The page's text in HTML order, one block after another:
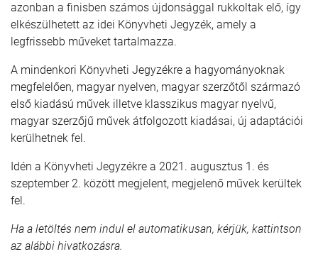
azonban a finisben számos újdonsággal rukkoltak elő, így
elkészülhetett az idei Könyvheti Jegyzék, amely a
legfrissebb műveket tartalmazza.
A mindenkori Könyvheti Jegyzékre a hagyományoknak
megfelelően, magyar nyelven, magyar szerzőtől származó
első kiadású művek illetve klasszikus magyar nyelvű,
magyar szerzőjű művek átfolgozott kiadásai, új adaptációi
kerülhetnek fel.
Idén a Könyvheti Jegyzékre a 2021. augusztus 1. és
szeptember 2. között megjelent, megjelenő művek kerültek
fel.
Ha a letöltés nem indul el automatikusan, kérjük, kattintson
az alábbi hivatkozásra.